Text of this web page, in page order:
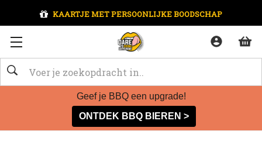
KAARTJE MET PERSOONLIJKE BOODSCHAP
Zoeken
Geef je BBQ een upgrade!
ONTDEK BBQ BIEREN >